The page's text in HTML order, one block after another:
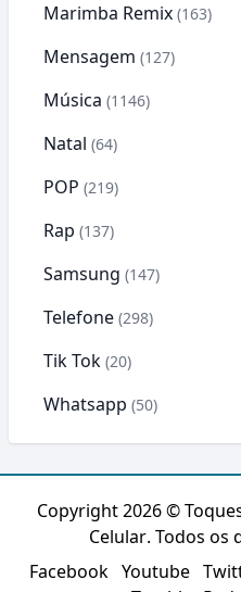
Marimba Remix (163)
Mensagem (127)
Música (1146)
Natal (64)
POP (219)
Rap (137)
Samsung (147)
Telefone (298)
Tik Tok (20)
Whatsapp (50)
Copyright 2026 ©
Celular. Todos os
Facebook Youtube